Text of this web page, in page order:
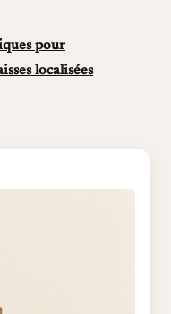
pour
localisées